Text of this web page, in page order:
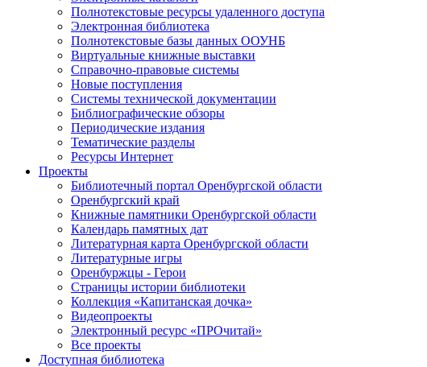
Полнотекстовые ресурсы удаленного доступа
Электронная библиотека
Полнотекстовые базы данных ООУНБ
Виртуальные книжные выставки
Справочно-правовые системы
Новые поступления
Cистемы технической документации
Библиографические обзоры
Периодические издания
Тематические разделы
Ресурсы Интернет
Проекты
Библиотечный портал Оренбургской области
Оренбургский край
Книжные памятники Оренбургской области
Календарь памятных дат
Литературная карта Оренбургской области
Литературные игры
Оренбуржцы - Герои
Страницы истории библиотеки
Коллекция «Капитанская дочка»
Видеопроекты
Электронный ресурс «ПРОчитай»
Все проекты
Доступная библиотека